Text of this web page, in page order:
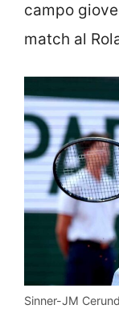
campo
match al
Sinner-JM